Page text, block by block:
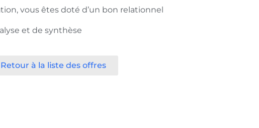
vous êtes doté d’un bon relationnel
et de synthèse
Retour à la liste des offres